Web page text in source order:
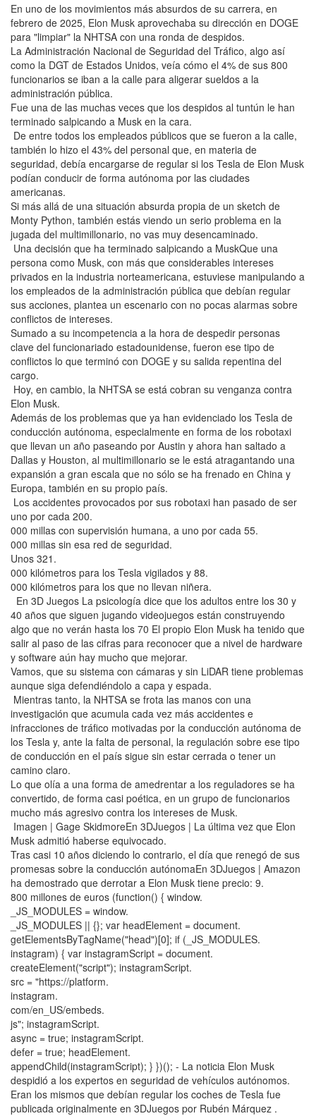
En uno de los movimientos más absurdos de su carrera, en
febrero de 2025, Elon Musk aprovechaba su dirección en DOGE
para "limpiar" la NHTSA con una ronda de despidos.
La Administración Nacional de Seguridad del Tráfico, algo así
como la DGT de Estados Unidos, veía cómo el 4% de sus 800
funcionarios se iban a la calle para aligerar sueldos a la
administración pública.
Fue una de las muchas veces que los despidos al tuntún le han
terminado salpicando a Musk en la cara.
De entre todos los empleados públicos que se fueron a la calle,
también lo hizo el 43% del personal que, en materia de
seguridad, debía encargarse de regular si los Tesla de Elon Musk
podían conducir de forma autónoma por las ciudades
americanas.
Si más allá de una situación absurda propia de un sketch de
Monty Python, también estás viendo un serio problema en la
jugada del multimillonario, no vas muy desencaminado.
Una decisión que ha terminado salpicando a MuskQue una
persona como Musk, con más que considerables intereses
privados en la industria norteamericana, estuviese manipulando a
los empleados de la administración pública que debían regular
sus acciones, plantea un escenario con no pocas alarmas sobre
conflictos de intereses.
Sumado a su incompetencia a la hora de despedir personas
clave del funcionariado estadounidense, fueron ese tipo de
conflictos lo que terminó con DOGE y su salida repentina del
cargo.
Hoy, en cambio, la NHTSA se está cobran su venganza contra
Elon Musk.
Además de los problemas que ya han evidenciado los Tesla de
conducción autónoma, especialmente en forma de los robotaxi
que llevan un año paseando por Austin y ahora han saltado a
Dallas y Houston, al multimillonario se le está atragantando una
expansión a gran escala que no sólo se ha frenado en China y
Europa, también en su propio país.
Los accidentes provocados por sus robotaxi han pasado de ser
uno por cada 200.
000 millas con supervisión humana, a uno por cada 55.
000 millas sin esa red de seguridad.
Unos 321.
000 kilómetros para los Tesla vigilados y 88.
000 kilómetros para los que no llevan niñera.
En 3D Juegos La psicología dice que los adultos entre los 30 y
40 años que siguen jugando videojuegos están construyendo
algo que no verán hasta los 70 El propio Elon Musk ha tenido que
salir al paso de las cifras para reconocer que a nivel de hardware
y software aún hay mucho que mejorar.
Vamos, que su sistema con cámaras y sin LiDAR tiene problemas
aunque siga defendiéndolo a capa y espada.
Mientras tanto, la NHTSA se frota las manos con una
investigación que acumula cada vez más accidentes e
infracciones de tráfico motivadas por la conducción autónoma de
los Tesla y, ante la falta de personal, la regulación sobre ese tipo
de conducción en el país sigue sin estar cerrada o tener un
camino claro.
Lo que olía a una forma de amedrentar a los reguladores se ha
convertido, de forma casi poética, en un grupo de funcionarios
mucho más agresivo contra los intereses de Musk.
Imagen | Gage SkidmoreEn 3DJuegos | La última vez que Elon
Musk admitió haberse equivocado.
Tras casi 10 años diciendo lo contrario, el día que renegó de sus
promesas sobre la conducción autónomaEn 3DJuegos | Amazon
ha demostrado que derrotar a Elon Musk tiene precio: 9.
800 millones de euros (function() { window.
_JS_MODULES = window.
_JS_MODULES || {}; var headElement = document.
getElementsByTagName("head")[0]; if (_JS_MODULES.
instagram) { var instagramScript = document.
createElement("script"); instagramScript.
src = "https://platform.
instagram.
com/en_US/embeds.
js"; instagramScript.
async = true; instagramScript.
defer = true; headElement.
appendChild(instagramScript); } })(); - La noticia Elon Musk
despidió a los expertos en seguridad de vehículos autónomos.
Eran los mismos que debían regular los coches de Tesla fue
publicada originalmente en 3DJuegos por Rubén Márquez .